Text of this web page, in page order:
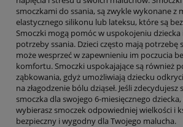
smoczkami do ssania, są zwykle wykonane z
elastycznego silikonu lub lateksu, które są
Smoczki mogą pomóc w uspokojeniu
potrzeby ssania. Dzieci często mają potrzebę
może wesprzeć w zapewnieniu im poczucia
komfortu. Smoczki uspokajające są również
ząbkowania, gdyż umożliwiają dziecku
na złagodzenie bólu dziąseł. Jeśli
smoczka dla swojego 6-miesięcznego
wybierasz smoczek odpowiedniej wielkości i
bezpieczny i wygodny dla Twojego malucha.